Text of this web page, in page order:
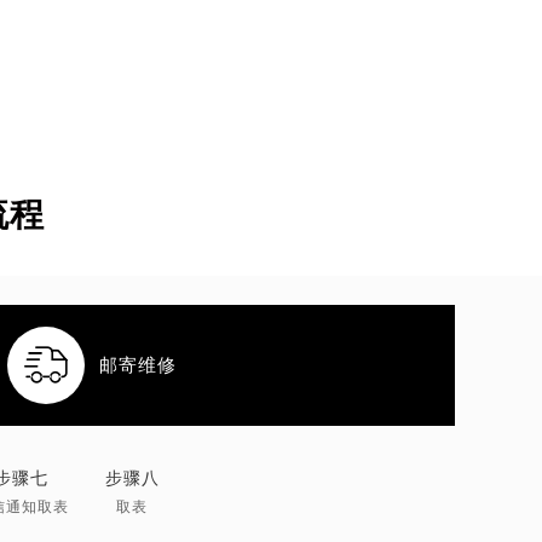
程
 邮寄维修
骤七
通知取表
步骤八
取表